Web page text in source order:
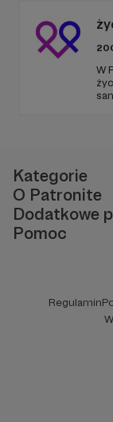
W
Kategorie
O Patronite
Dodatkowe
Pomoc
Regulamin